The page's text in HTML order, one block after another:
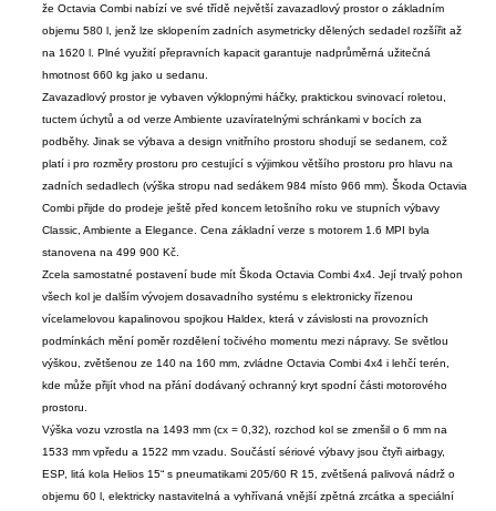
že Octavia Combi nabízí ve své třídě největší zavazadlový prostor o základním
objemu 580 l, jenž lze sklopením zadních asymetricky dělených sedadel rozšířit až
na 1620 l. Plné využití přepravních kapacit garantuje nadprůměrná užitečná
hmotnost 660 kg jako u sedanu.
Zavazadlový prostor je vybaven výklopnými háčky, praktickou svinovací roletou,
tuctem úchytů a od verze Ambiente uzavíratelnými schránkami v bocích za
podběhy. Jinak se výbava a design vnitřního prostoru shodují se sedanem, což
platí i pro rozměry prostoru pro cestující s výjimkou většího prostoru pro hlavu na
zadních sedadlech (výška stropu nad sedákem 984 místo 966 mm). Škoda Octavia
Combi přijde do prodeje ještě před koncem letošního roku ve stupních výbavy
Classic, Ambiente a Elegance. Cena základní verze s motorem 1.6 MPI byla
stanovena na 499 900 Kč.
Zcela samostatné postavení bude mít Škoda Octavia Combi 4x4. Její trvalý pohon
všech kol je dalším vývojem dosavadního systému s elektronicky řízenou
vícelamelovou kapalinovou spojkou Haldex, která v závislosti na provozních
podmínkách mění poměr rozdělení točivého momentu mezi nápravy. Se světlou
výškou, zvětšenou ze 140 na 160 mm, zvládne Octavia Combi 4x4 i lehčí terén,
kde může přijít vhod na přání dodávaný ochranný kryt spodní části motorového
prostoru.
Výška vozu vzrostla na 1493 mm (cx = 0,32), rozchod kol se zmenšil o 6 mm na
1533 mm vpředu a 1522 mm vzadu. Součástí sériové výbavy jsou čtyři airbagy,
ESP, litá kola Helios 15“ s pneumatikami 205/60 R 15, zvětšená palivová nádrž o
objemu 60 l, elektricky nastavitelná a vyhřívaná vnější zpětná zrcátka a speciální